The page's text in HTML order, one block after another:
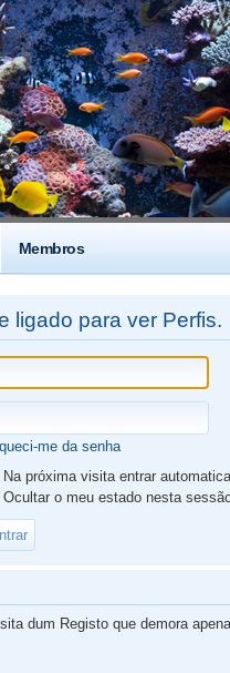
Membros
ligado para ver Perfis.
me da senha
Na próxima visita entrar
Ocultar o meu estado nesta
dum Registo que demora